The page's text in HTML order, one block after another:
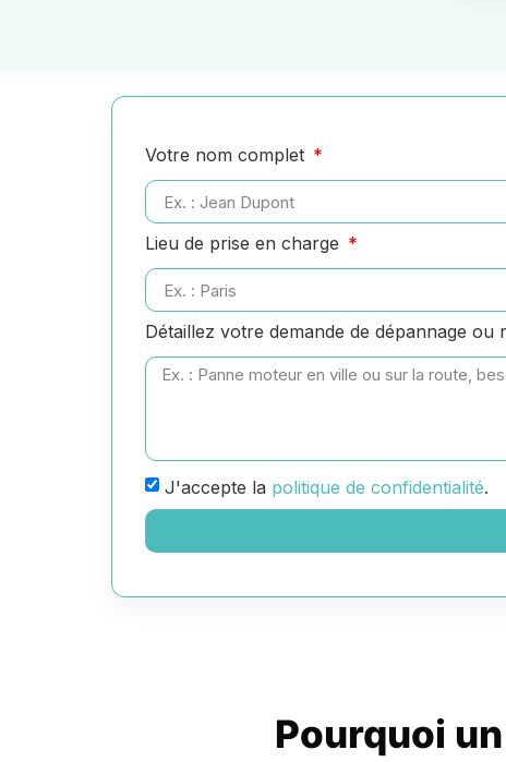
Votre nom complet
Lieu de prise en charge
Détaillez votre demande de dépannage ou
J'accepte la politique de confidentialité.
Pourquoi un